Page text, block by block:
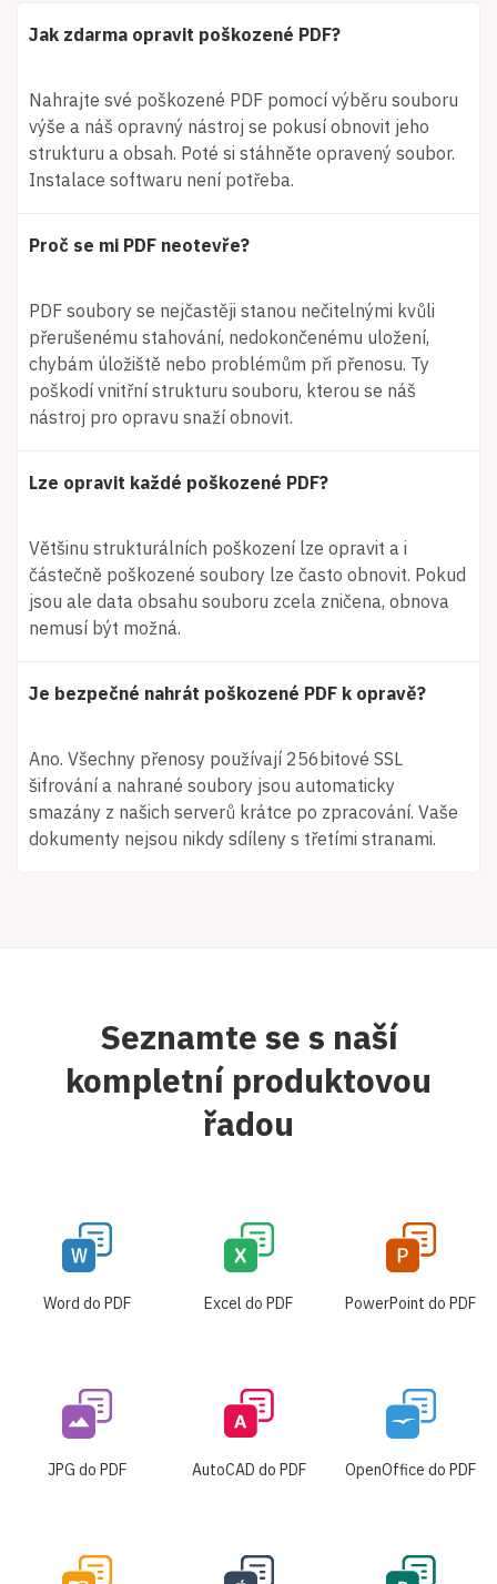
Jak zdarma opravit poškozené PDF?
Nahrajte své poškozené PDF pomocí výběru souboru
výše a náš opravný nástroj se pokusí obnovit jeho
strukturu a obsah. Poté si stáhněte opravený soubor.
Instalace softwaru není potřeba.
Proč se mi PDF neotevře?
PDF soubory se nejčastěji stanou nečitelnými kvůli
přerušenému stahování, nedokončenému uložení,
chybám úložiště nebo problémům při přenosu. Ty
poškodí vnitřní strukturu souboru, kterou se náš
nástroj pro opravu snaží obnovit.
Lze opravit každé poškozené PDF?
Většinu strukturálních poškození lze opravit a i
částečně poškozené soubory lze často obnovit. Pokud
jsou ale data obsahu souboru zcela zničena, obnova
nemusí být možná.
Je bezpečné nahrát poškozené PDF k opravě?
Ano. Všechny přenosy používají 256bitové SSL
šifrování a nahrané soubory jsou automaticky
smazány z našich serverů krátce po zpracování. Vaše
dokumenty nejsou nikdy sdíleny s třetími stranami.
Seznamte se s naší
kompletní produktovou
řadou
Word do PDF Excel do PDF PowerPoint do PDF
JPG do PDF AutoCAD do PDF OpenOffice do PDF